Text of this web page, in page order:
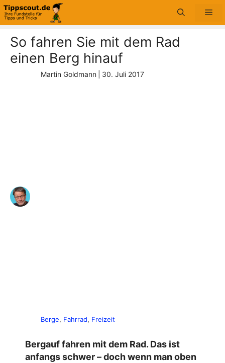
Zum
Inhalt
So fahren Sie mit dem Rad
einen Berg hinauf
Martin Goldmann 30. Juli 2017
Berge, Fahrrad, Freizeit
Bergauf fahren mit dem Rad. Das ist
anfangs schwer – doch wenn man oben